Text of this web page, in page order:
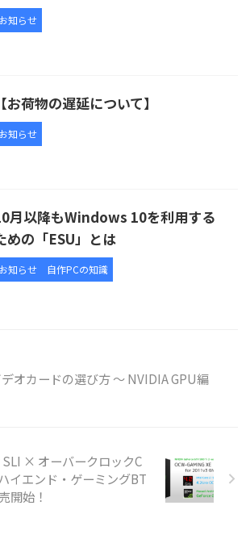
お知らせ
【お荷物の遅延について】
お知らせ
月以降もWindows 10を利用する
めの「ESU」とは
お知らせ 自作PCの知識
オカードの選び方 ～ NVIDIA GPU編
SLI × オーバークロックC
イエンド・ゲーミングBT
開始！